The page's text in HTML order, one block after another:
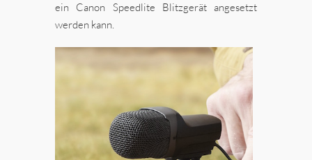
ein Canon Speedlite Blitzgerät angesetzt
werden kann.